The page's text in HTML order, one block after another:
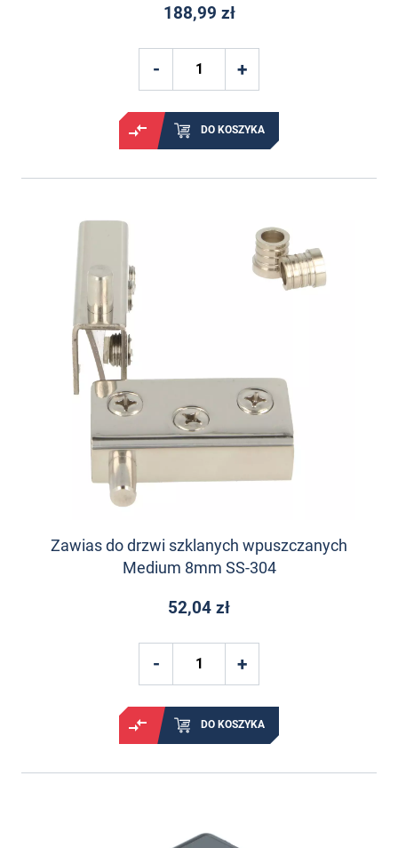
188,99 zł
DO KOSZYKA
Zawias do drzwi szklanych wpuszczanych
Medium 8mm SS-304
52,04 zł
DO KOSZYKA